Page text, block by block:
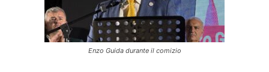
Enzo Guida durante il comizio